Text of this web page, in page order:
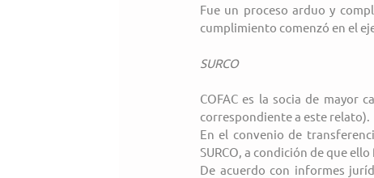
Fue un proceso arduo y
cumplimiento comenzó en el
SURCO
COFAC es la socia de mayor
correspondiente a este relato).
En el convenio de
SURCO, a condición de que
De acuerdo con informes